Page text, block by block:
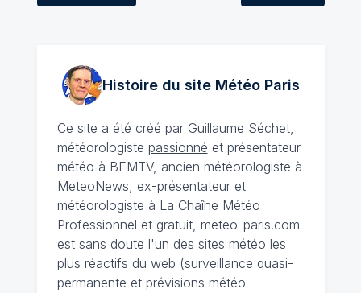
Histoire du site MétéoParis
Ce site a été créé par Guillaume Séchet,
météorologiste passionné et présentateur
météo à BFMTV, ancien météorologiste à
MeteoNews, ex-présentateur et
météorologiste à La Chaîne Météo
Professionnel et gratuit, meteo-paris.com
est sans doute l'un des sites météo les
plus réactifs du web (surveillance quasi-
permanente et prévisions météo